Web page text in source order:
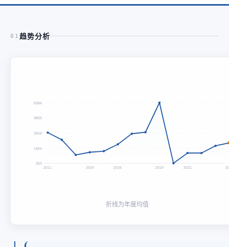
01 趋势分析
5056
3855
2654
1454
253
2011 2014 2016 2019 2021
折线为年度均值